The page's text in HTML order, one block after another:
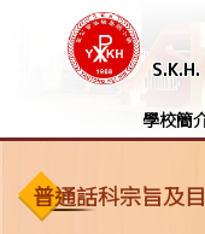
學校簡
普通話科宗旨及